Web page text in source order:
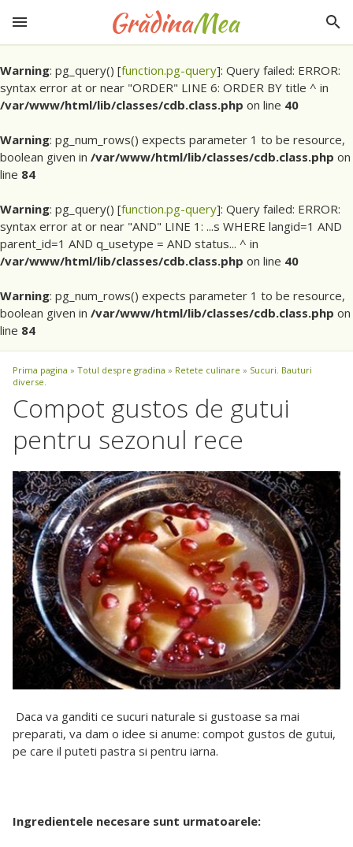
Warning: pg_query() [function.pg-query]: Query failed: ERROR:
syntax error at or near "ORDER" LINE 6: ORDER BY title ^ in
/var/www/html/lib/classes/cdb.class.php on line 40
Warning: pg_num_rows() expects parameter 1 to be resource,
boolean given in /var/www/html/lib/classes/cdb.class.php on
line 84
Warning: pg_query() [function.pg-query]: Query failed: ERROR:
syntax error at or near "AND" LINE 1: ...s WHERE langid=1 AND
parent_id=1 AND q_usetype = AND status... ^ in
/var/www/html/lib/classes/cdb.class.php on line 40
Warning: pg_num_rows() expects parameter 1 to be resource,
boolean given in /var/www/html/lib/classes/cdb.class.php on
line 84
Prima pagina » Totul despre gradina » Retete culinare » Sucuri. Bauturi
diverse.
Compot gustos de gutui
pentru sezonul rece
Daca va ganditi ce sucuri naturale si gustoase sa mai
preparati, va dam o idee si anume: compot gustos de gutui,
pe care il puteti pastra si pentru iarna.
Ingredientele necesare sunt urmatoarele: